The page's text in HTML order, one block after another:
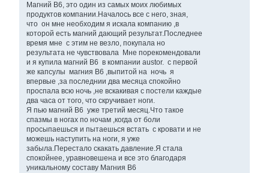
Магний В6, это один из самых моих любимых
продуктов компании.Началось все с него, зная,
что он мне необходим я искала компанию ,в
которой есть магний дающий результат.Последнее
время мне с этим не везло, покупала но
результата не чувствовала Мне порекомендовали
и я купила магний В6 в компании austor. с первой
же капсулы магния В6 ,выпитой на ночь я
впервые ,за последнии два месяца спокойно
проспала всю ночь ,не вскакивая с постели каждые
два часа от того, что скручивает ноги.
Я пью магний В6 уже третий месяц.Что такое
спазмы в ногах по ночам ,когда от боли
просыпаешься и пытаешься встать с кровати и не
можешь наступить на ноги, я уже
забыла.Перестало скакать давление.Я стала
спокойнее, уравновешена и все это благодаря
уникальному составу Магния В6